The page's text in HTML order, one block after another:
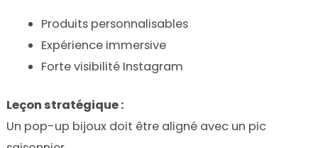
Produits personnalisables
Expérience immersive
Forte visibilité Instagram
Leçon stratégique :
Un pop-up bijoux doit être aligné avec un pic